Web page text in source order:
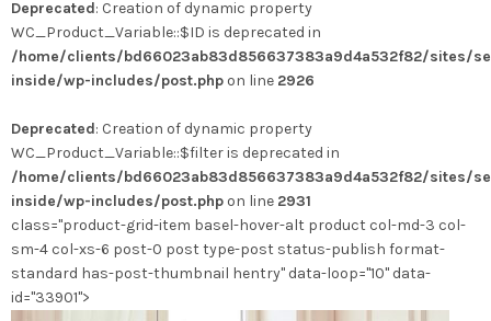
weist
mehrere
Varianten
auf.
Optionen
können
auf
der
Produktseite
gewählt
werden
Deprecated: Creation of dynamic property
WC_Product_Variable::$ID is deprecated in
/home/clients/bd66023ab83d856637383a9d4a532f82/sites/
inside/wp-includes/post.php on line 2926
Deprecated: Creation of dynamic property
WC_Product_Variable::$filter is deprecated in
/home/clients/bd66023ab83d856637383a9d4a532f82/sites/
inside/wp-includes/post.php on line 2931
class="product-grid-item basel-hover-alt product col-md-3 col-
sm-4 col-xs-6 post-0 post type-post status-publish format-
standard has-post-thumbnail hentry" data-loop="10" data-
id="33901">